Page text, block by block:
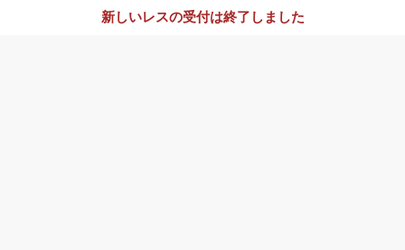
新しいレスの受付は終了しました